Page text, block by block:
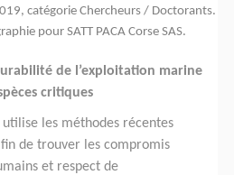
catégorie Chercheurs / Doctorants.
pour SATT PACA Corse SAS.
de l’exploitation marine
critiques
utilise les méthodes récentes
de trouver les compromis
et respect de